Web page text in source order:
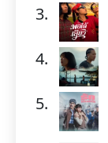
3.
4.
5.